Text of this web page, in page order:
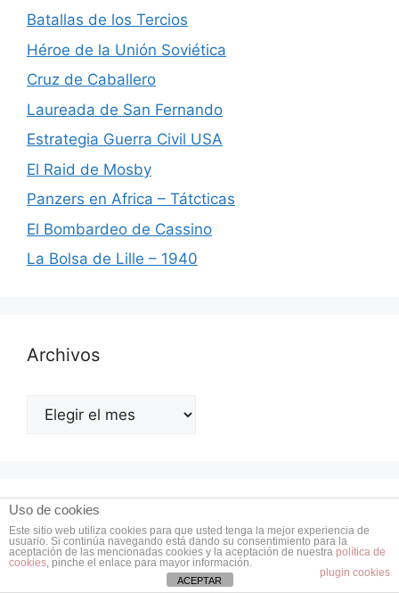
Batallas de los Tercios
Héroe de la Unión Soviética
Cruz de Caballero
Laureada de San Fernando
Estrategia Guerra Civil USA
El Raid de Mosby
Panzers en Africa – Tátcticas
El Bombardeo de Cassino
La Bolsa de Lille – 1940
Archivos
Archivos
Libros de Historia
Uso de cookies
Este sitio web utiliza cookies para que usted tenga la mejor experiencia de
usuario. Si continúa navegando está dando su consentimiento para la
aceptación de las mencionadas cookies y la aceptación de nuestra política de
cookies, pinche el enlace para mayor información.
plugin cookies
ACEPTAR